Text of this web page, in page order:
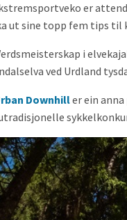
er
ut sine topp fem tips til
i
ved Urdland
Downhiller ein